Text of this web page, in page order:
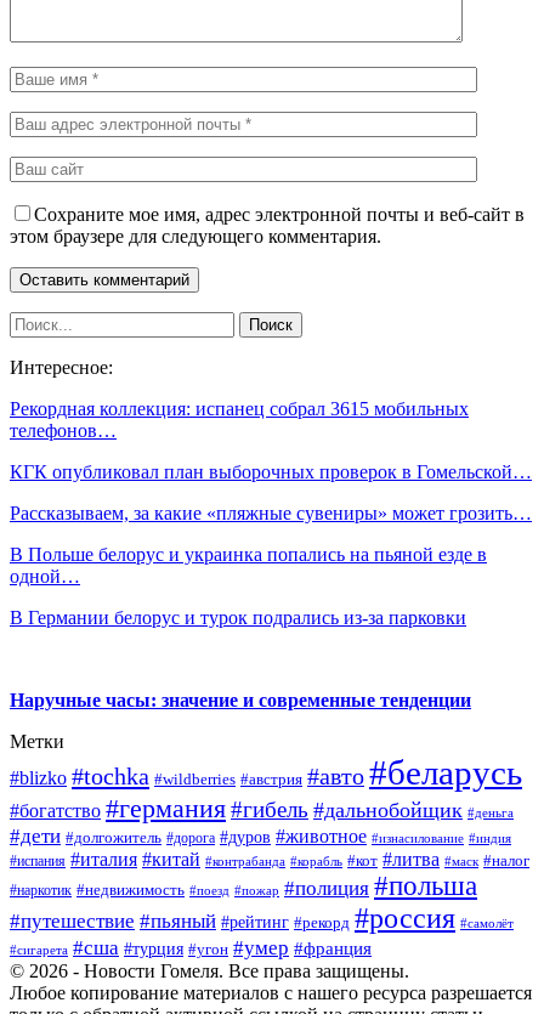
Сохраните мое имя, адрес электронной почты и веб-сайт в
этом браузере для следующего комментария.
Интересное:
Рекордная коллекция: испанец собрал 3615 мобильных
телефонов…
КГК опубликовал план выборочных проверок в Гомельской…
Рассказываем, за какие «пляжные сувениры» может грозить…
В Польше белорус и украинка попались на пьяной езде в
одной…
В Германии белорус и турок подрались из-за парковки
Наручные часы: значение и современные тенденции
Метки
#blizko #tochka #wildberries #австрия #авто#беларусь
#богатство #германия#гибель #дальнобойщик #деньга
#дети #долгожитель #дорога #дуров #животное #изнасилование #индия
#испания #италия #китай #контрабанда #корабль #кот #литва #маск #налог
#наркотик #недвижимость #поезд #пожар #полиция #польша
#путешествие #пьяный #рейтинг #рекорд #россия #самолёт
#сигарета #сша #турция #угон #умер #франция
© 2026 - Новости Гомеля. Все права защищены.
Любое копирование материалов с нашего ресурса разрешается